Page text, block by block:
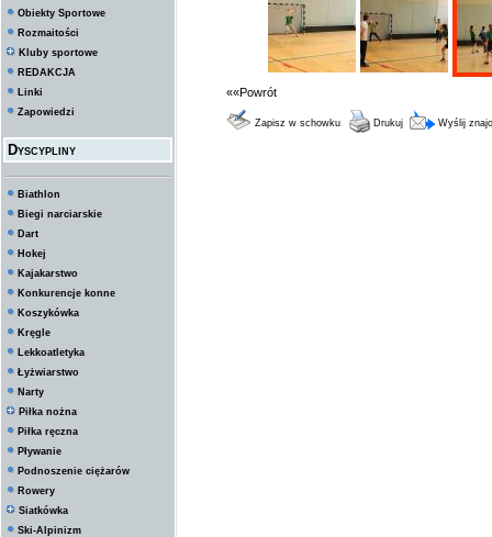
Obiekty Sportowe
Rozmaitości
Kluby sportowe
REDAKCJA
Linki
Zapowiedzi
Dyscypliny
Biathlon
Biegi narciarskie
Dart
Hokej
Kajakarstwo
Konkurencje konne
Koszykówka
Kręgle
Lekkoatletyka
Łyżwiarstwo
Narty
Piłka nożna
Piłka ręczna
Pływanie
Podnoszenie ciężarów
Rowery
Siatkówka
Ski-Alpinizm
««Powrót
Zapisz w schowku Drukuj Wyślij